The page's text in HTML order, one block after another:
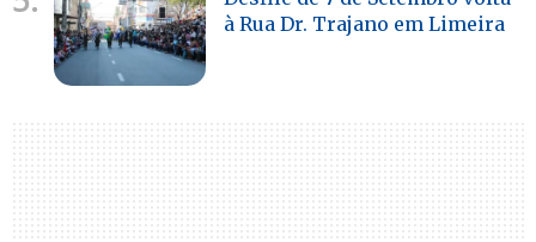
à Rua Dr. Trajano em Limeira